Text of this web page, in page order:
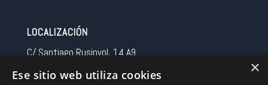
LOCALIZACIÓN
C/ Santiago Rusinyol, 14 A9
Spain
×
Ese sitio web utiliza cookies